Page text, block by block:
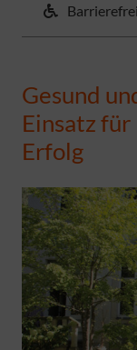
Gesund
Einsatz
Erfolg